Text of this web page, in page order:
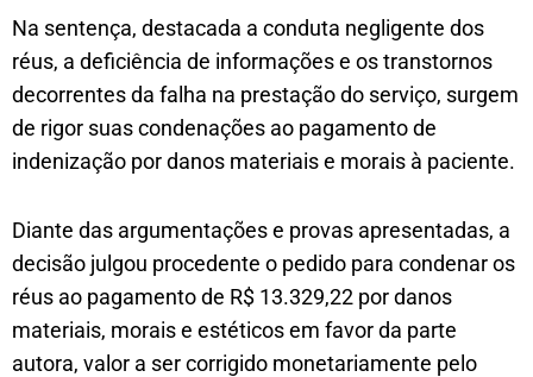
Na sentença, destacada a conduta negligente dos
réus, a deficiência de informações e os transtornos
decorrentes da falha na prestação do serviço, surgem
de rigor suas condenações ao pagamento de
indenização por danos materiais e morais à paciente.
Diante das argumentações e provas apresentadas, a
decisão julgou procedente o pedido para condenar os
réus ao pagamento de R$ 13.329,22 por danos
materiais, morais e estéticos em favor da parte
autora, valor a ser corrigido monetariamente pelo